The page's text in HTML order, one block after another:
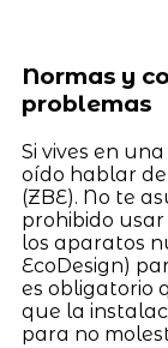
Normas y
problemas
Si vives en
oído hablar de
(ZBE). No te
prohibido usar
los aparatos
EcoDesign)
es obligatorio
que la
para no